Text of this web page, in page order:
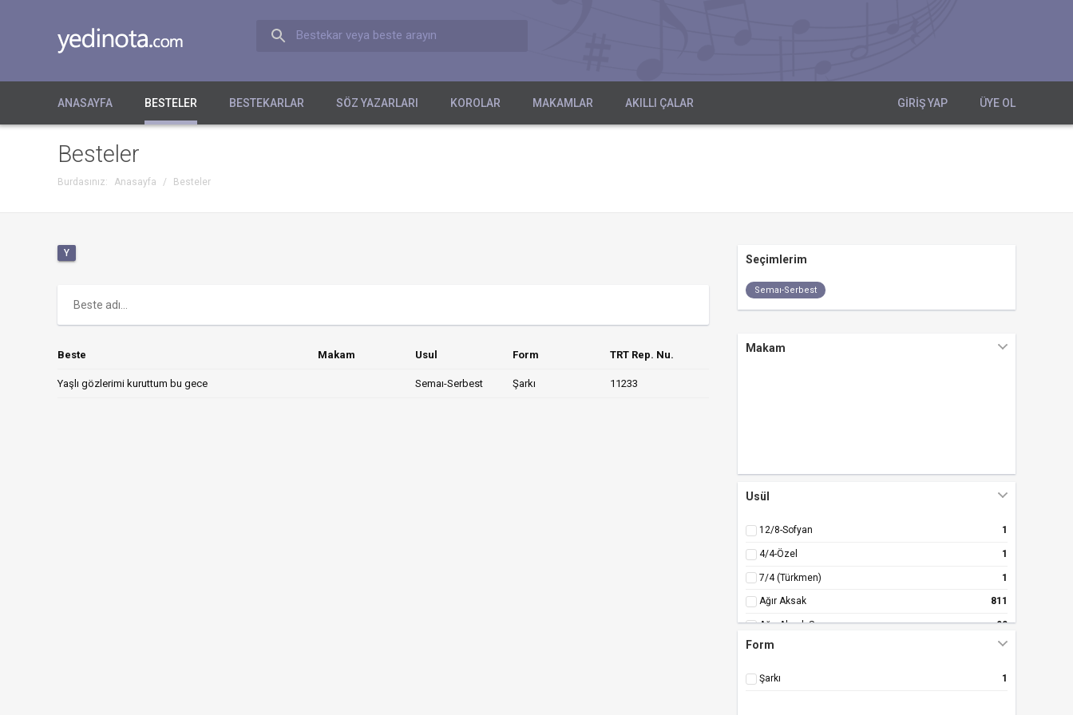
Bestekar veya beste arayın
ANASAYFA BESTELER BESTEKARLAR SÖZ YAZARLARI KOROLAR MAKAMLAR AKILLI ÇALAR GIRIŞ YAP ÜYE OL
Besteler
Burdasınız: Anasayfa / Besteler
Y
Beste Makam Usul Form TRT Rep. Nu.
Yaşlı gözlerimi kuruttum bu gece Semaı-Serbest Şarkı 11233
Seçimlerim
Semaı-Serbest
Makam
Usül
12/8-Sofyan 1
4/4-Özel 1
7/4 (Türkmen) 1
Ağır Aksak 811
Ağır Aksak Semaı 90
Ağır Aksak-Aksak 1
Ağır Aksak-Cur. 3
Form
Şarkı 1